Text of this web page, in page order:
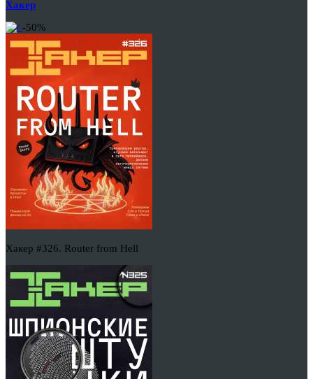
Хакер
-50%
Хакер #326. Router from Hell